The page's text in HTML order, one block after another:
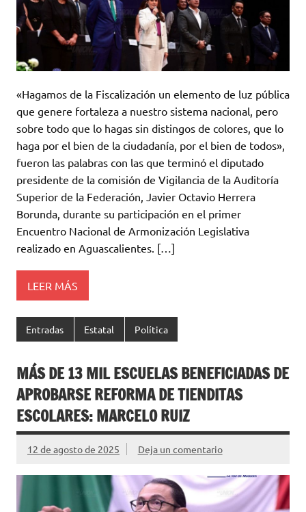
«Hagamos de la Fiscalización un elemento de luz pública
que genere fortaleza a nuestro sistema nacional, pero
sobre todo que lo hagas sin distingos de colores, que lo
haga por el bien de la ciudadanía, por el bien de todos»,
fueron las palabras con las que terminó el diputado
presidente de la comisión de Vigilancia de la Auditoría
Superior de la Federación, Javier Octavio Herrera
Borunda, durante su participación en el primer
Encuentro Nacional de Armonización Legislativa
realizado en Aguascalientes. […]
LEER MÁS
Entradas Estatal Política
MÁS DE 13 MIL ESCUELAS BENEFICIADAS DE
APROBARSE REFORMA DE TIENDITAS
ESCOLARES: MARCELO RUIZ
12 de agosto de 2025 Deja un comentario